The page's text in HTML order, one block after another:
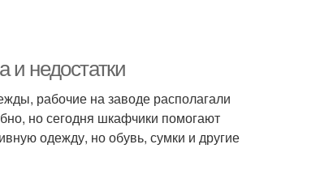
недостатки
рабочие на заводе располагали
но сегодня шкафчики помогают
одежду, но обувь, сумки и другие